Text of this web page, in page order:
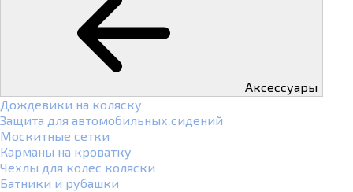
Аксессуары
Дождевики на коляску
Защита для автомобильных сидений
Москитные сетки
Карманы на кроватку
Чехлы для колес коляски
Батники и рубашки